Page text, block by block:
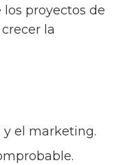
proyectos de
la
y el marketing.